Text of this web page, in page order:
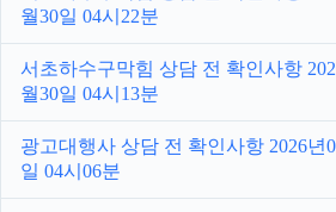
월30일 04시22분
서초하수구막힘 상담 전 확인사항
월30일 04시13분
광고대행사 상담 전 확인사항 2026년
일 04시06분